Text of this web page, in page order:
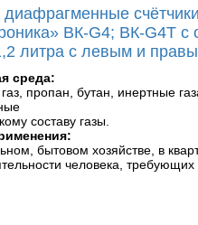
ВК-G4; ВК-G4Т
литра с левым и
среда:
пропан, бутан, инертные
составу газы.
бытовом хозяйстве, в
человека, требующих